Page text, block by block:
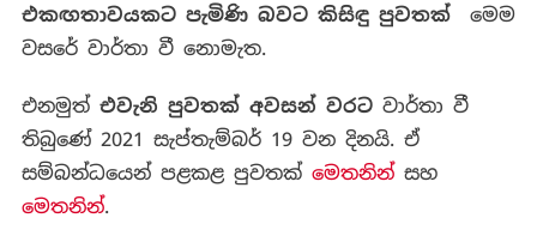
එකඟතාවයකට පැමිණි බවට කිසිඳු පුවතක්මෙම
වසරේ වාර්තා වී නොමැත.
එනමුත් එවැනි පුවතක් අවසන් වරට වාර්තා වී
තිබුණේ 2021 සැප්තැම්බර් 19 වන දිනයි. ඒ
සම්බන්ධයෙන් පළකළ පුවතක් මෙතනින් සහ
මෙතනින්.